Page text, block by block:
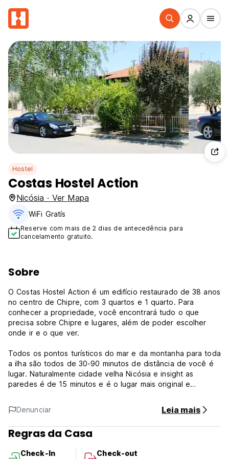
Hostel
Costas Hostel Action
Nicósia · Ver Mapa
WiFi Gratís
Reserve com mais de 2 dias de antecedência para
cancelamento gratuito.
Sobre
O Costas Hostel Action é um edifício restaurado de 38 anos
no centro de Chipre, com 3 quartos e 1 quarto. Para
conhecer a propriedade, você encontrará tudo o que
precisa sobre Chipre e lugares, além de poder escolher
onde ir e o que ver.
Todos os pontos turísticos do mar e da montanha para toda
a ilha são todos de 30-90 minutos de distância de você é
lugar. Naturalmente cidade velha Nicósia e insight as
paredes é de 15 minutos e é o lugar mais original e
8 minutos a pé. Supermercado, mercearia, banco e.t.c. é
cerca de 8-10 minutos a pé. Em um bairro muito tranquilo,
pacífica e amigável com passeios de cães à tarde.
território de cobertura tem 3 quartos e 1 sala de busca e
Denunciar Leia mais
Regras da Casa
Check-In
Check-out